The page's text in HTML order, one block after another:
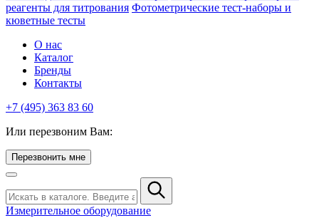
реагенты для титрования Фотометрические тест-наборы и
кюветные тесты
О нас
Каталог
Бренды
Контакты
+7 (495) 363 83 60
Или перезвоним Вам:
Перезвонить мне
Измерительное оборудование